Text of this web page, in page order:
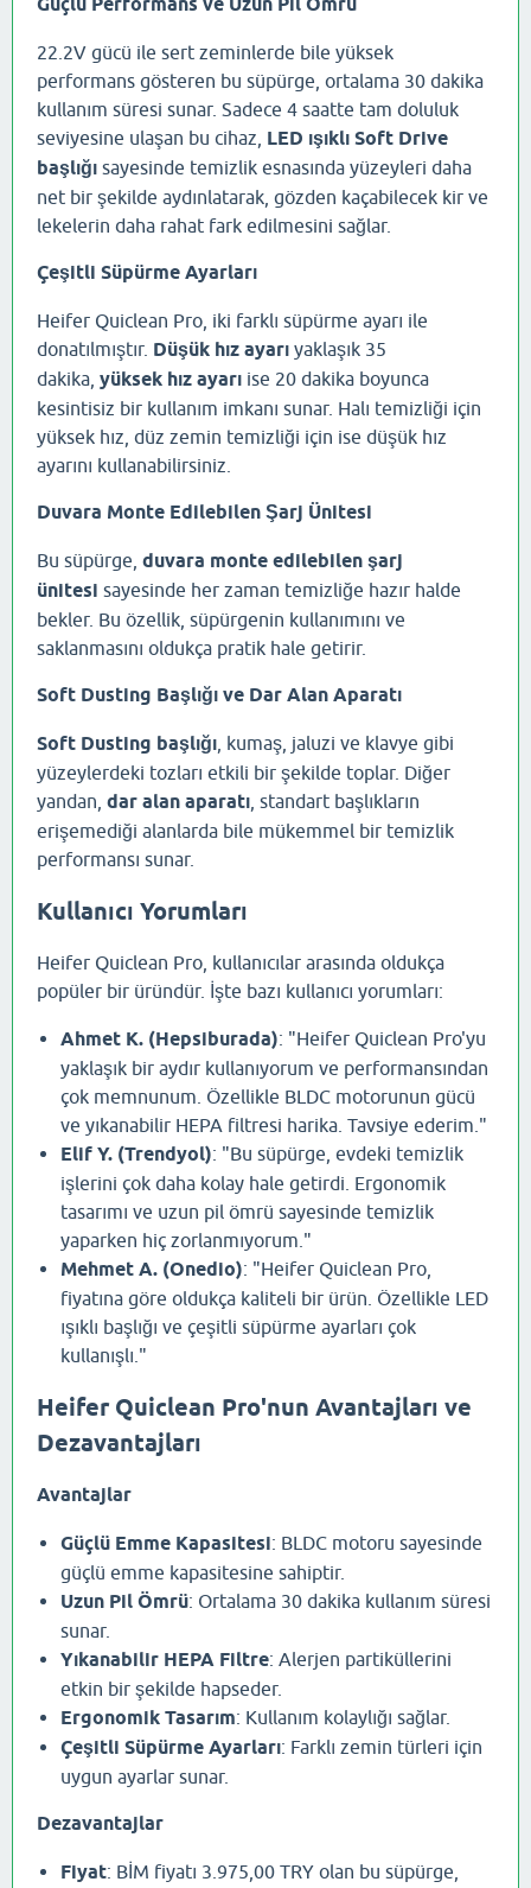
22.2V gücü ile sert zeminlerde bile yüksek
performans gösteren bu süpürge, ortalama 30 dakika
kullanım süresi sunar. Sadece 4 saatte tam doluluk
seviyesine ulaşan bu cihaz, LED ışıklı Soft Drive
başlığı sayesinde temizlik esnasında yüzeyleri daha
net bir şekilde aydınlatarak, gözden kaçabilecek kir ve
lekelerin daha rahat fark edilmesini sağlar.
Çeşitli Süpürme Ayarları
Heifer Quiclean Pro, iki farklı süpürme ayarı ile
donatılmıştır. Düşük hız ayarı yaklaşık 35
dakika, yüksek hız ayarı ise 20 dakika boyunca
kesintisiz bir kullanım imkanı sunar. Halı temizliği için
yüksek hız, düz zemin temizliği için ise düşük hız
ayarını kullanabilirsiniz.
Duvara Monte Edilebilen Şarj Ünitesi
Bu süpürge, duvara monte edilebilen şarj
ünitesi sayesinde her zaman temizliğe hazır halde
bekler. Bu özellik, süpürgenin kullanımını ve
saklanmasını oldukça pratik hale getirir.
Soft Dusting Başlığı ve Dar Alan Aparatı
Soft Dusting başlığı , kumaş, jaluzi ve klavye gibi
yüzeylerdeki tozları etkili bir şekilde toplar. Diğer
yandan, dar alan aparatı , standart başlıkların
erişemediği alanlarda bile mükemmel bir temizlik
performansı sunar.
Kullanıcı Yorumları
Heifer Quiclean Pro, kullanıcılar arasında oldukça
popüler bir üründür. İşte bazı kullanıcı yorumları:
Ahmet K. (Hepsiburada): "Heifer Quiclean Pro'yu
yaklaşık bir aydır kullanıyorum ve performansından
çok memnunum. Özellikle BLDC motorunun gücü
ve yıkanabilir HEPA filtresi harika. Tavsiye ederim."
Elif Y. (Trendyol): "Bu süpürge, evdeki temizlik
işlerini çok daha kolay hale getirdi. Ergonomik
tasarımı ve uzun pil ömrü sayesinde temizlik
yaparken hiç zorlanmıyorum."
Mehmet A. (Onedio): "Heifer Quiclean Pro,
fiyatına göre oldukça kaliteli bir ürün. Özellikle LED
ışıklı başlığı ve çeşitli süpürme ayarları çok
kullanışlı."
Heifer Quiclean Pro'nun Avantajları ve
Dezavantajları
Avantajlar
Güçlü Emme Kapasitesi: BLDC motoru sayesinde
güçlü emme kapasitesine sahiptir.
Uzun Pil Ömrü: Ortalama 30 dakika kullanım süresi
sunar.
Yıkanabilir HEPA Filtre: Alerjen partiküllerini
etkin bir şekilde hapseder.
Ergonomik Tasarım: Kullanım kolaylığı sağlar.
Çeşitli Süpürme Ayarları: Farklı zemin türleri için
uygun ayarlar sunar.
Dezavantajlar
Fiyat: BİM fiyatı 3.975,00 TRY olan bu süpürge,